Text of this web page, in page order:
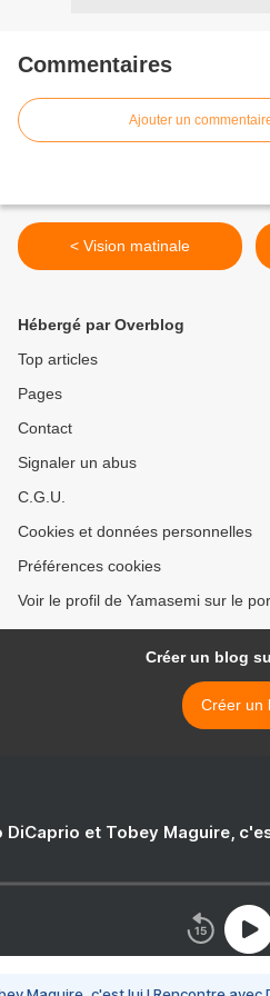
Commentaires
Ajouter un
< Vision matinale
Hébergé par Overblog
Top articles
Pages
Contact
Signaler un abus
C.G.U.
Cookies et données personnelles
Préférences cookies
Voir le profil de Yamasemi sur le
Créer un blog
Créer un
DiCaprio et Tobey Maguire,